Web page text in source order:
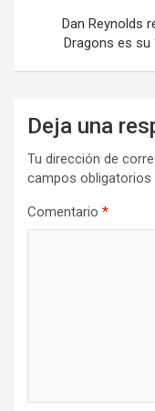
Dan Reynolds
Dragons es su
Deja una
Tu dirección de
campos
Comentario *